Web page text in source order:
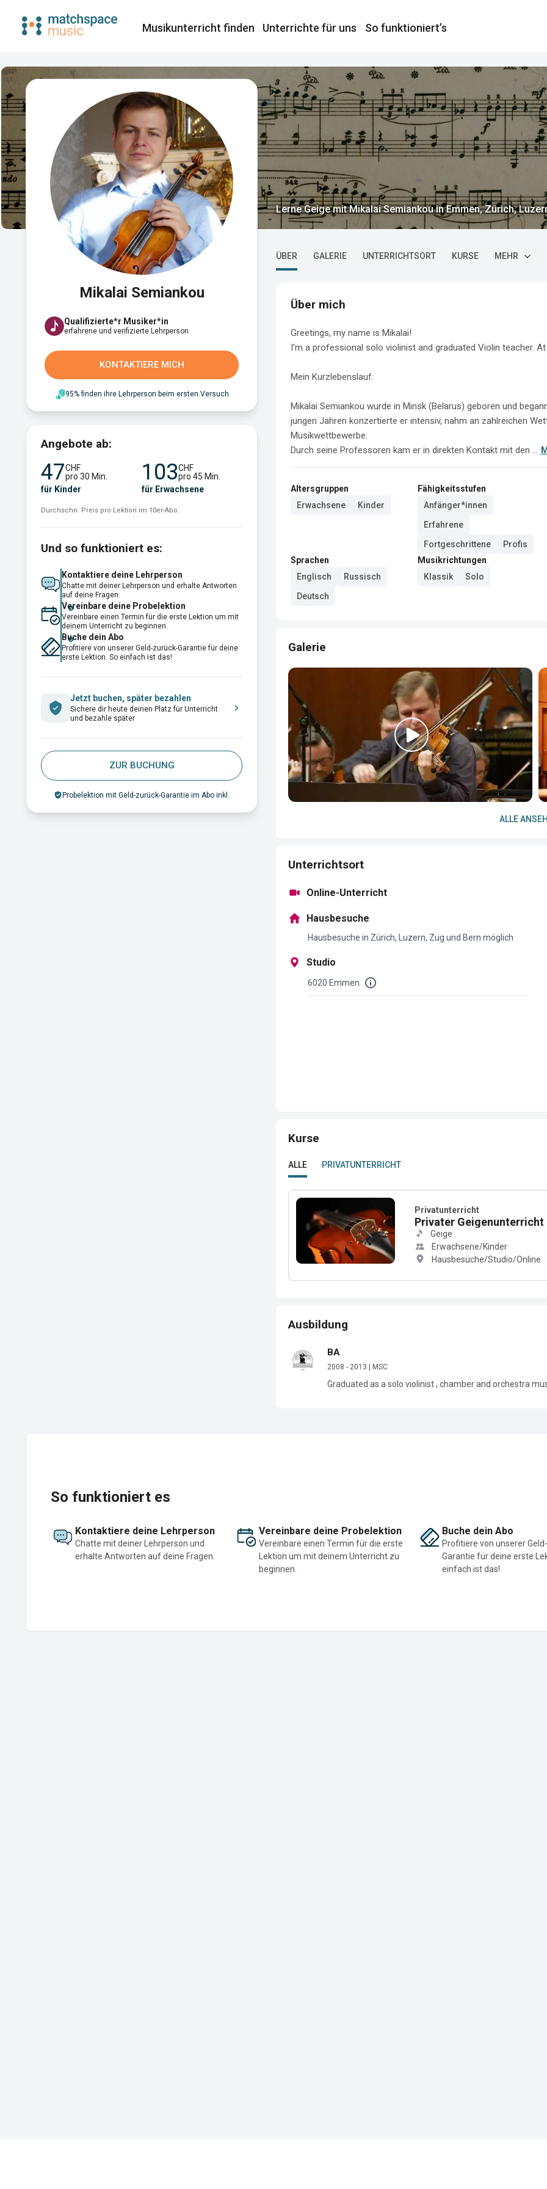
Musikunterricht finden​ Unterrichte für uns So funktioniert’s
Lerne Geige mit Mikalai Semiankou in Emmen, Zürich,
Mikalai Semiankou
Qualifizierte*r Musiker*in
erfahrene und verifizierte Lehrperson
KONTAKTIERE MICH
95% finden ihre Lehrperson beim ersten Versuch
Angebote ab:
47CHF
pro 30 Min.
für Kinder
103CHF
pro 45 Min.
für Erwachsene
Durchschn. Preis pro Lektion im 10er-Abo.
Und so funktioniert es:
Kontaktiere deine Lehrperson
Chatte mit deiner Lehrperson und erhalte Antworten
auf deine Fragen.
Vereinbare deine Probelektion
Vereinbare einen Termin für die erste Lektion um mit
deinem Unterricht zu beginnen.
Buche dein Abo
Profitiere von unserer Geld-zurück-Garantie für deine
erste Lektion. So einfach ist das!
Jetzt buchen, später bezahlen
Sichere dir heute deinen Platz für Unterricht
und bezahle später
ZUR BUCHUNG
Probelektion mit Geld-zurück-Garantie im Abo inkl.
ÜBER GALERIE UNTERRICHTSORT KURSE MEHR
Über mich
Greetings, my name is Mikalai!
I'm a professional solo violinist and graduated Violin teacher.
Mein Kurzlebenslauf:
Mikalai Semiankou wurde in Minsk (Belarus) geboren und
jungen Jahren konzertierte er intensiv, nahm an zahlreichen
Musikwettbewerbe.
Durch seine Professoren kam er in direkten Kontakt mit den ...
Altersgruppen
Erwachsene
Kinder
Fähigkeitsstufen
Anfänger*innen
Erfahrene
Fortgeschrittene
Profis
Sprachen
Englisch
Russisch
Deutsch
Musikrichtungen
Klassik
Solo
Galerie
ALLE
Unterrichtsort
Online-Unterricht
Hausbesuche
Hausbesuche in Zürich, Luzern, Zug und Bern möglich
Studio
6020 Emmen
Kurse
ALLE PRIVATUNTERRICHT
Privatunterricht
Privater
Geige
Erwachsene/Kinder
Hausbesuche/Studio/Online
Ausbildung
BA
2008 - 2013 | MSC
Graduated as a solo violinist , chamber and orchestra
So funktioniert es
Kontaktiere deine Lehrperson
Chatte mit deiner Lehrperson und
erhalte Antworten auf deine Fragen.
Vereinbare deine Probelektion
Vereinbare einen Termin für die erste
Lektion um mit deinem Unterricht zu
beginnen.
Buche dein Abo
Profitiere von unserer
Garantie für deine erste
einfach ist das!